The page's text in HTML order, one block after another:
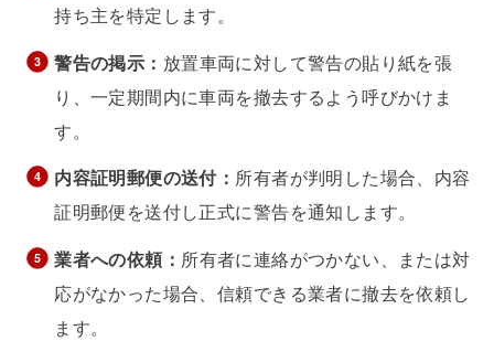
持ち主を特定します。
警告の掲示： 放置車両に対して警告の貼り紙を張
り、一定期間内に車両を撤去するよう呼びかけま
す。
内容証明郵便の送付： 所有者が判明した場合、内容
証明郵便を送付し正式に警告を通知します。
業者への依頼： 所有者に連絡がつかない、または対
応がなかった場合、信頼できる業者に撤去を依頼し
ます。